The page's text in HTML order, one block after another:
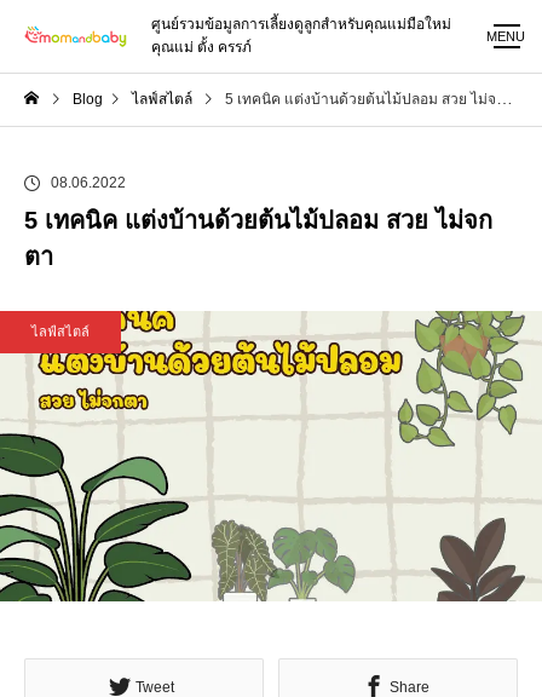
ศูนย์รวมข้อมูลการเลี้ยงดูลูกสำหรับคุณแม่มือใหม่
คุณแม่ ตั้ง ครรภ์
MENU
Blog ไลฟ์สไตล์ 5 เทคนิค แต่งบ้านด้วยต้นไม้ปลอม สวย ไม่จกตา
08.06.2022
5 เทคนิค แต่งบ้านด้วยต้นไม้ปลอม สวย ไม่จก
ตา
ไลฟ์สไตล์
Tweet Share